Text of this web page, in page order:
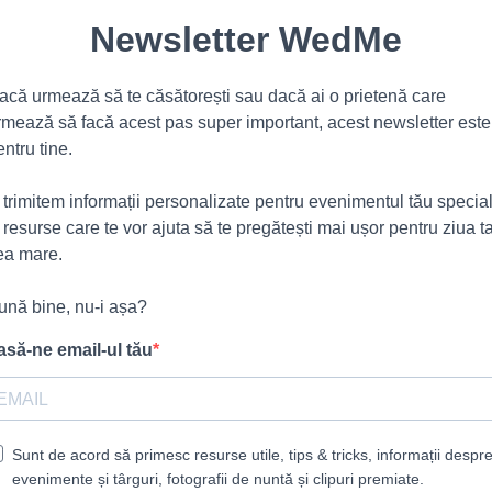
Newsletter WedMe
urmează să te căsătorești sau dacă ai o prietenă care
să facă acest pas super important, acest newsletter este
tine.
trimitem informații personalizate pentru evenimentul tău special
care te vor ajuta să te pregătești mai ușor pentru ziua
mare.
bine, nu-i așa?
ne email-ul tău
Sunt de acord să primesc resurse utile, tips & tricks, informații despre
evenimente și târguri, fotografii de nuntă și clipuri premiate.